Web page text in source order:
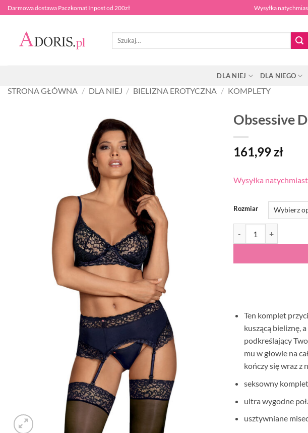
Przewiń
do
zawartości
Darmowa dostawa Paczkomat Inpost od 200zł Wysyłka
Szukaj:
DLA NIEJ DLA NIEGO
STRONA GŁÓWNA / DLA NIEJ / BIELIZNA EROTYCZNA / KOMPLETY
Obsessive
161,99zł
Wysyłka
Rozmiar
Ten komplet
kuszącą bieliznę,
podkreślający
mu w głowie na
kończy się wraz z
seksowny
ultra wygodne
usztywniane